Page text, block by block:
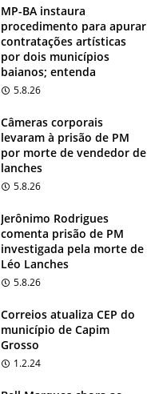
MP-BA instaura
procedimento para apurar
contratações artísticas
por dois municípios
baianos; entenda
5.8.26
Câmeras corporais
levaram à prisão de PM
por morte de vendedor de
lanches
5.8.26
Jerônimo Rodrigues
comenta prisão de PM
investigada pela morte de
Léo Lanches
5.8.26
Correios atualiza CEP do
município de Capim
Grosso
1.2.24